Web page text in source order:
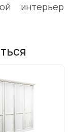
интерьер